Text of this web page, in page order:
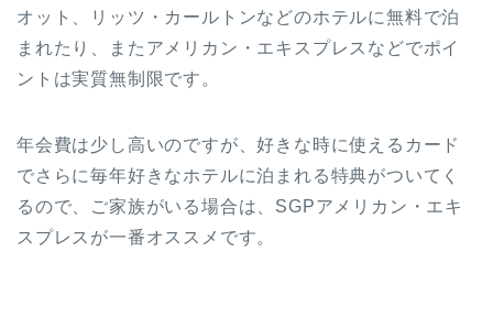
オット、リッツ・カールトンなどのホテルに無料で泊
まれたり、またアメリカン・エキスプレスなどでポイ
ントは実質無制限です。
年会費は少し高いのですが、好きな時に使えるカード
でさらに毎年好きなホテルに泊まれる特典がついてく
るので、ご家族がいる場合は、SGPアメリカン・エキ
スプレスが一番オススメです。